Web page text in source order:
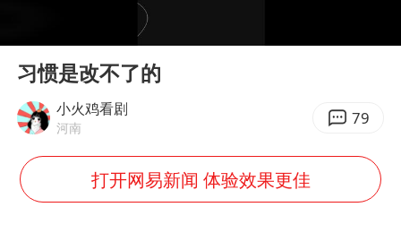
我国编制完成新版全月地质图
感觉全东北都在等7号
泰国一女公务员妆容引争议 本人回应
Play
习惯是改不了的
小火鸡看剧
河南 79
打开网易新闻 体验效果更佳